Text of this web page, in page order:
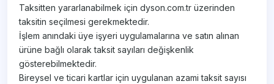
Taksitten yararlanabilmek için dyson.com.tr üzerinden
taksitin seçilmesi gerekmektedir.
İşlem anındaki üye işyeri uygulamalarına ve satın alınan
ürüne bağlı olarak taksit sayıları değişkenlik
gösterebilmektedir.
Bireysel ve ticari kartlar için uygulanan azami taksit sayısı